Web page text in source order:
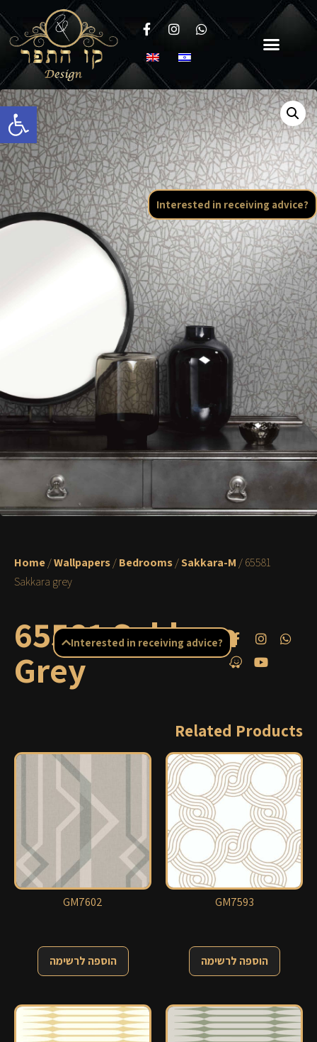
Open toolbar
Home/Wallpapers/Bedrooms/Sakkara-M / 65581
Sakkara grey
65581 Sakkara
Grey
Related Products
GM7602
הוספה לרשימה
GM7593
הוספה לרשימה
Interested in receiving advice?
Interested in receiving advice?